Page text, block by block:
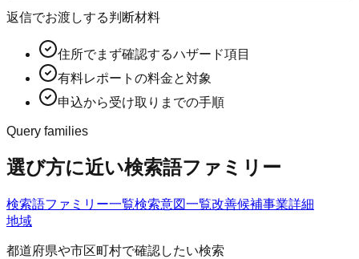
返信でお渡しする判断材料
住所でまず確認するハザード項目
有料レポートの料金と対象
申込から受け取りまでの手順
Query families
選び方に近い検索語ファミリー
検索語ファミリー一覧検索意図一覧改善候補事業詳細
地域
都道府県や市区町村で確認したい検索